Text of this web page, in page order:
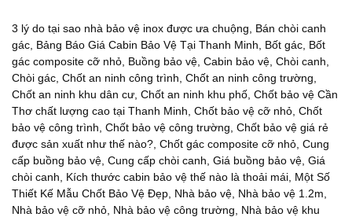
3 lý do tại sao nhà bảo vệ inox được ưa chuộng
Bán chòi canh
gác Bảng Báo Giá Cabin Bảo Vệ Tại Thanh Minh Bốt gác Bốt
gác composite cỡ nhỏ Buồng bảo vệ Cabin bảo vệ Chòi canh
Chòi gác Chốt an ninh công trình Chốt an ninh công trường
Chốt an ninh khu dân cư Chốt an ninh khu phố Chốt bảo vệ Cần
Thơ chất lượng cao tại Thanh Minh Chốt bảo vệ cỡ nhỏ Chốt
bảo vệ công trình Chốt bảo vệ công trường Chốt bảo vệ giá rẻ
được sản xuất như thế nào? Chốt gác composite cỡ nhỏ Cung
cấp buồng bảo vệ Cung cấp chòi canh Giá buồng bảo vệ Giá
chòi canh
Kích thước cabin bảo vệ thế nào là thoải mái Một Số
Thiết Kế Mẫu Chốt Bảo Vệ Đẹp Nhà bảo vệ Nhà bảo vệ 1.2m
Nhà bảo vệ cỡ nhỏ Nhà bảo vệ công trường
Nhà bảo vệ khu